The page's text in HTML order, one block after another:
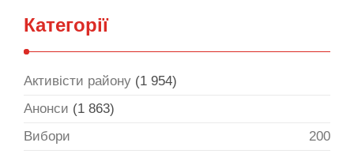
Категорії
Активісти району (1 954)
Анонси (1 863)
Вибори
200